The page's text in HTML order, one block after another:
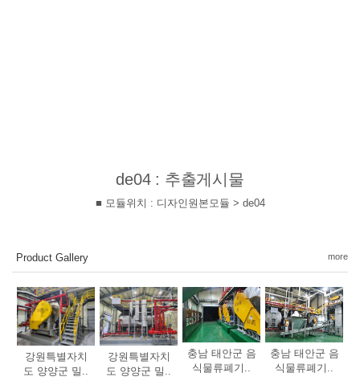
de04 : 추출게시물
■ 모듈위치 : 디자인원본모듈 > de04
Product Gallery more
강원특별자치
도 양양군 밀..
강원특별자치
도 양양군 밀..
충남 태안군 음
식물류폐기..
충남 태안군 음
식물류폐기..